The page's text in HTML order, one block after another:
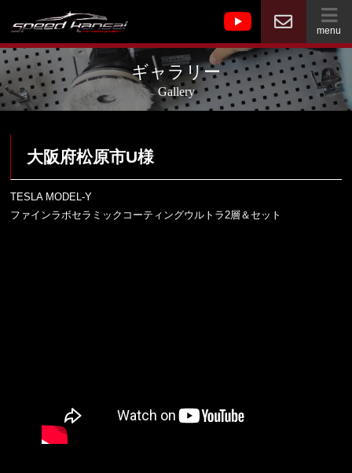
menu
ギャラリー
Gallery
大阪府松原市U様
TESLA MODEL-Y
ファインラボセラミックコーティングウルトラ2層＆セット